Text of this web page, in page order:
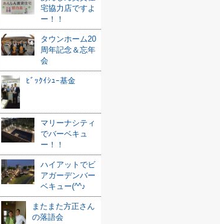
宅協力店ですよ
ー！！
タウンホーム20
周年記念＆忘年
会
ﾋﾞｯｸｲｼｭｰ基金
マリーナシティ
でバーベキュ
ー！！
ハイアットでビ
アガーデンバー
ベキュー(^^♪
またまた方正さん
の落語会